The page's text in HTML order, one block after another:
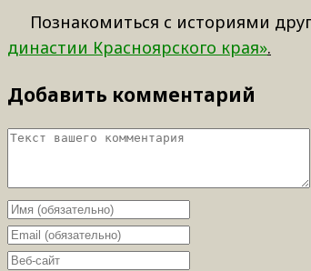
Познакомиться с историями
династии Красноярского края».
Добавить комментарий